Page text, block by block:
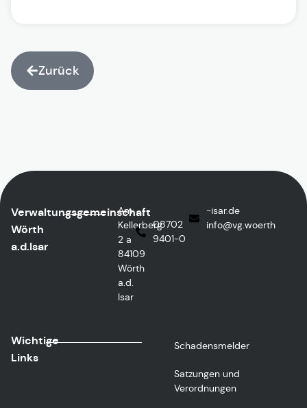
Zurück
Verwaltungsgemeinschaft
Wörth
a.d.Isar
Am
Kellerberg
2 a
84109
Wörth
a.d.
Isar
08702
9401-0
ed.rasi-
htreow.gv
@ofni
Wichtige
Links
Schadensmelder
Satzungen und
Verordnungen